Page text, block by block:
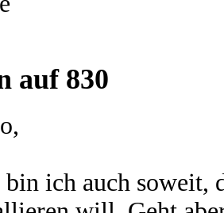
auf 830
ich auch soweit,